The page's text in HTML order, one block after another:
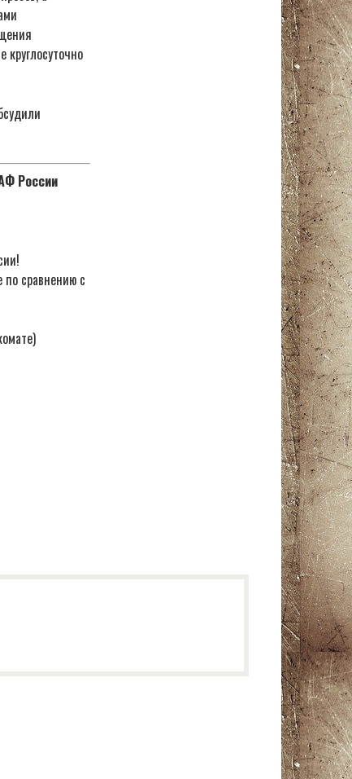
России
по сравнению с